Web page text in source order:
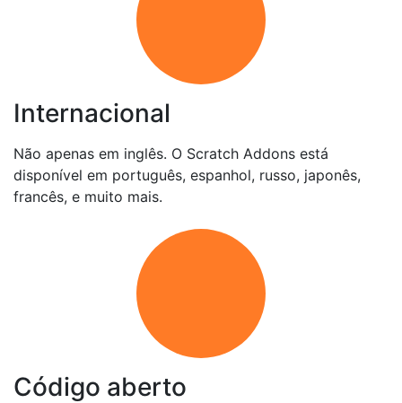
Internacional
Não apenas em inglês. O Scratch Addons está
disponível em português, espanhol, russo, japonês,
francês, e muito mais.
Código aberto